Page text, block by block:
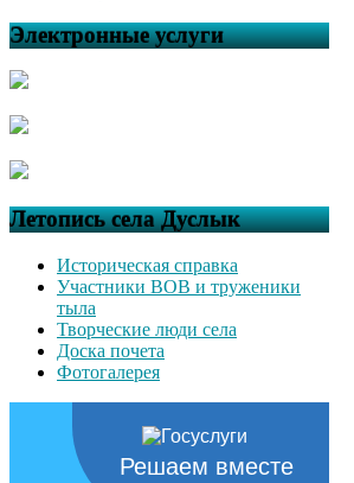
Электронные услуги
Летопись села Дуслык
Историческая справка
Участники ВОВ и труженики
тыла
Творческие люди села
Доска почета
Фотогалерея
Решаем вместе